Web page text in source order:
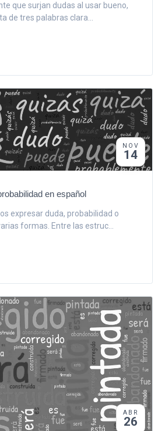
que surjan dudas al usar bueno,
de tres palabras clara...
NOV
14
en español
expresar duda, probabilidad o
formas. Entre las estruc...
ABR
26